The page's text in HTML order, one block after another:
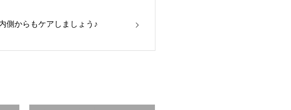
側からもケアしましょう♪